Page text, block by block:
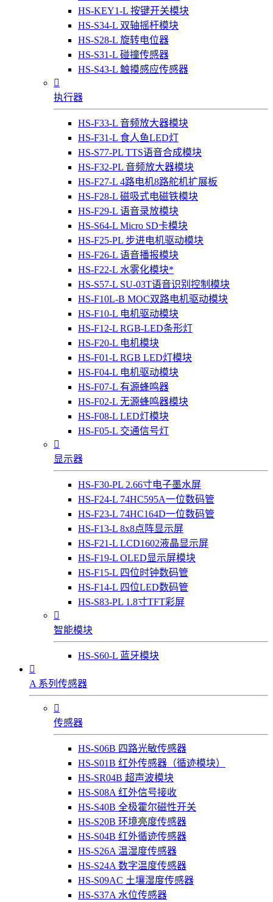
HS-KEY1-L 按键开关模块
HS-S34-L 双轴摇杆模块
HS-S28-L 旋转电位器
HS-S31-L 碰撞传感器
HS-S43-L 触摸感应传感器

执行器
HS-F33-L 音频放大器模块
HS-F31-L 食人鱼LED灯
HS-S77-PL TTS语音合成模块
HS-F32-PL 音频放大器模块
HS-F27-L 4路电机8路舵机扩展板
HS-F28-L 磁吸式电磁铁模块
HS-F29-L 语音录放模块
HS-S64-L Micro SD卡模块
HS-F25-PL 步进电机驱动模块
HS-F26-L 语音播报模块
HS-F22-L 水雾化模块*
HS-S57-L SU-03T语音识别控制模块
HS-F10L-B MOC双路电机驱动模块
HS-F10-L 电机驱动模块
HS-F12-L RGB-LED条形灯
HS-F20-L 电机模块
HS-F01-L RGB LED灯模块
HS-F04-L 电机驱动模块
HS-F07-L 有源蜂鸣器
HS-F02-L 无源蜂鸣器模块
HS-F08-L LED灯模块
HS-F05-L 交通信号灯

显示器
HS-F30-PL 2.66寸电子墨水屏
HS-F24-L 74HC595A一位数码管
HS-F23-L 74HC164D一位数码管
HS-F13-L 8x8点阵显示屏
HS-F21-L LCD1602液晶显示屏
HS-F19-L OLED显示屏模块
HS-F15-L 四位时钟数码管
HS-F14-L 四位LED数码管
HS-S83-PL 1.8寸TFT彩屏

智能模块
HS-S60-L 蓝牙模块

A 系列传感器

传感器
HS-S06B 四路光敏传感器
HS-S01B 红外传感器（循迹模块）
HS-SR04B 超声波模块
HS-S08A 红外信号接收
HS-S40B 全极霍尔磁性开关
HS-S20B 环境亮度传感器
HS-S04B 红外循迹传感器
HS-S26A 温湿度传感器
HS-S24A 数字温度传感器
HS-S09AC 土壤湿度传感器
HS-S37A 水位传感器